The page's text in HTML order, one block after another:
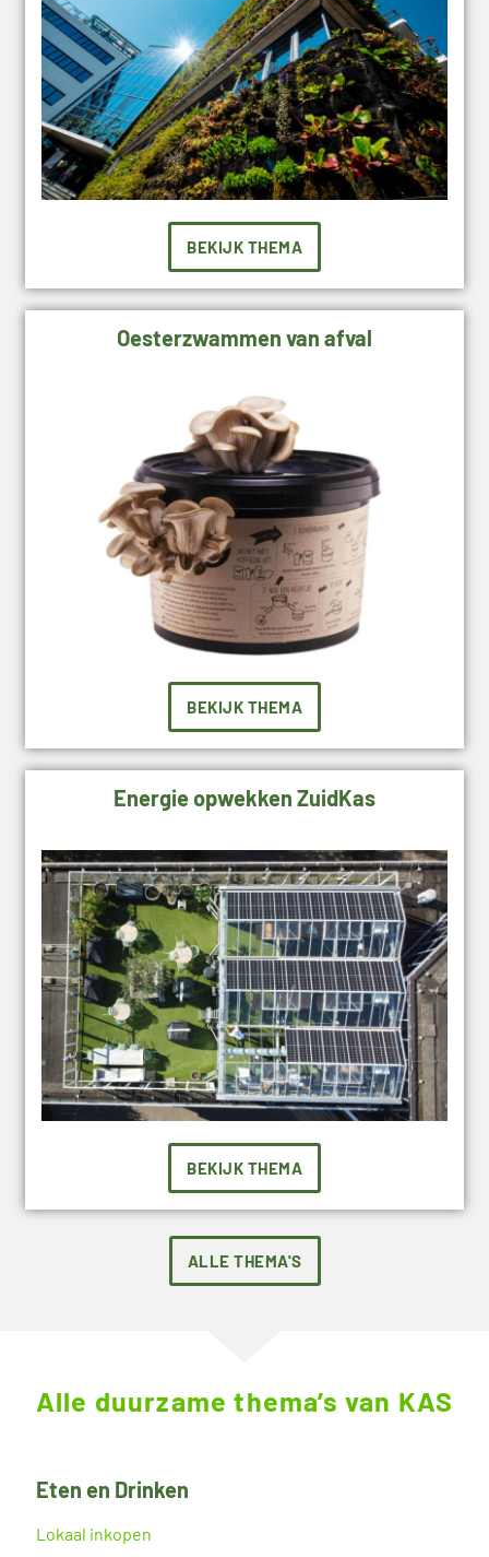
BEKIJK THEMA
Oesterzwammen van afval
BEKIJK THEMA
Energie opwekken ZuidKas
BEKIJK THEMA
ALLE THEMA'S
Alle duurzame thema’s van KAS
Eten en Drinken
Lokaal inkopen